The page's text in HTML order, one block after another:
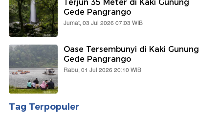
Terjun 35 Meter di Kaki Gunung
Gede Pangrango
Jumat, 03 Jul 2026 07:03 WIB
Oase Tersembunyi di Kaki Gunung
Gede Pangrango
Rabu, 01 Jul 2026 20:10 WIB
Tag Terpopuler